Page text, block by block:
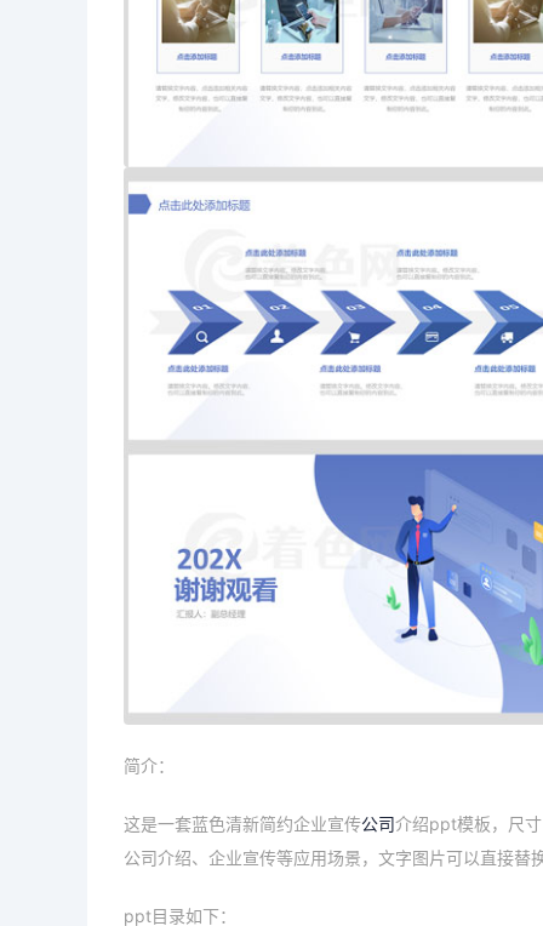
简介：
这是一套蓝色清新简约企业宣传公司介绍ppt模板，尺
公司介绍、企业宣传等应用场景，文字图片可以直接替
ppt目录如下：